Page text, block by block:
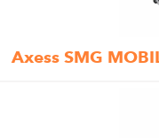
Axess SMG